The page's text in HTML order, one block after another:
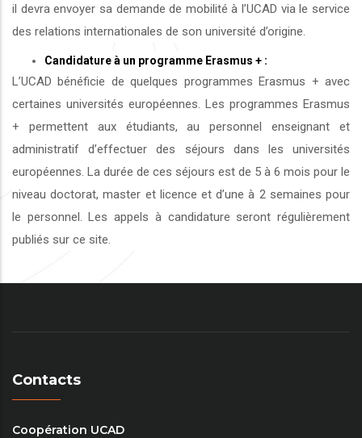
il devra envoyer sa demande de mobilité à l’UCAD via le service
des relations internationales de son université d’origine.
Candidature à un programme Erasmus + :
L’UCAD bénéficie de quelques programmes Erasmus + avec
certaines universités européennes. Les programmes Erasmus
+ permettent aux étudiants, au personnel enseignant et
administratif d’effectuer des séjours dans les universités
européennes. La durée de ces séjours est de 5 à 6 mois pour le
niveau doctorat, master et licence et d’une à 2 semaines pour
le personnel. Les appels à candidature seront régulièrement
publiés sur ce site.
Contacts
Coopération UCAD